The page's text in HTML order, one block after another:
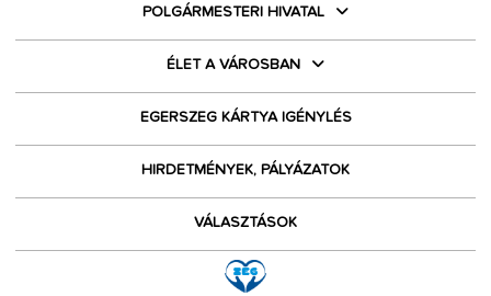
POLGÁRMESTERI HIVATAL
ÉLET A VÁROSBAN
EGERSZEG KÁRTYA IGÉNYLÉS
HIRDETMÉNYEK, PÁLYÁZATOK
VÁLASZTÁSOK